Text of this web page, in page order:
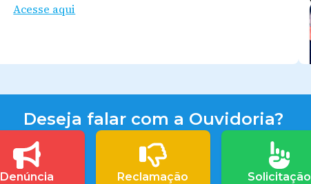
Acesse aqui
Deseja falar com a Ouvidoria?
Denúncia Reclamação Solicitação